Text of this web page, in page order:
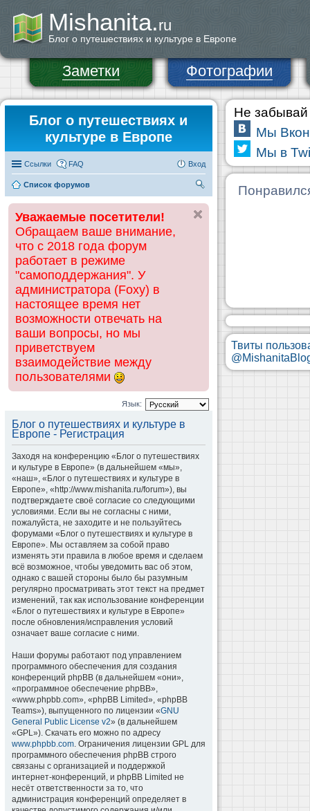
Mishanita.ru
Блог о путешествиях и культуре в Европе
Заметки Фотографии
Блог о путешествиях и
культуре в Европе
Ссылки FAQ Вход
Список форумов
ск
Уважаемые посетители!
Обращаем ваше внимание,
что с 2018 года форум
работает в режиме
"самоподдержания". У
администратора (Foxy) в
настоящее время нет
возможности отвечать на
ваши вопросы, но мы
приветствуем
взаимодействие между
пользователями
Язык:
Блог о путешествиях и культуре в
Европе - Регистрация
Заходя на конференцию «Блог о путешествиях
и культуре в Европе» (в дальнейшем «мы»,
«наш», «Блог о путешествиях и культуре в
Европе», «http://www.mishanita.ru/forum»), вы
подтверждаете своё согласие со следующими
условиями. Если вы не согласны с ними,
пожалуйста, не заходите и не пользуйтесь
форумами «Блог о путешествиях и культуре в
Европе». Мы оставляем за собой право
изменять эти правила в любое время и сделаем
всё возможное, чтобы уведомить вас об этом,
однако с вашей стороны было бы разумным
регулярно просматривать этот текст на предмет
изменений, так как использование конференции
«Блог о путешествиях и культуре в Европе»
после обновления/исправления условий
означает ваше согласие с ними.
Наши форумы работают под управлением
программного обеспечения для создания
конференций phpBB (в дальнейшем «они»,
«программное обеспечение phpBB»,
«www.phpbb.com», «phpBB Limited», «phpBB
Teams»), выпущенного по лицензии «GNU
General Public License v2» (в дальнейшем
«GPL»). Скачать его можно по адресу
www.phpbb.com. Ограничения лицензии GPL для
программного обеспечения phpBB строго
связаны с организацией и поддержкой
интернет-конференций, и phpBB Limited не
несёт ответственности за то, что
администрация конференций определяет в
Не забывай
Мы
Мы в
Твиты